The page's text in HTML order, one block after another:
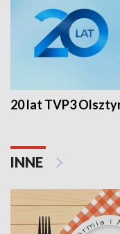
20 lat TVP3
INNE